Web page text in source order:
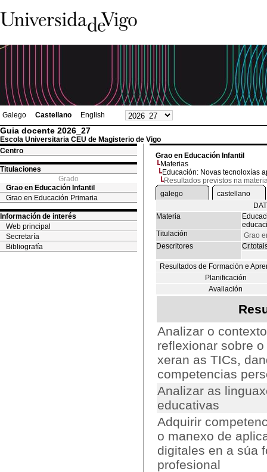
Galego Castellano English
Guia docente 2026_27
Escola Universitaria CEU de Magisterio de Vigo
Centro
Titulaciones
Grado
Grao en Educación Infantil
Grao en Educación Primaria
Información de interés
Web principal
Secretaría
Bibliografía
Grao en Educación Infantil
Materias
Educación: Novas tecnoloxías
Resultados previstos na
galego
castellano
Materia
Titulación
Grao
Descritores
Resultados de Formación e
Planificación
Avaliación
Analizar o
reflexionar sobre
xeran as TICs,
competencias
Analizar as
educativas
Adquirir
o manexo de
digitales en a súa
profesional